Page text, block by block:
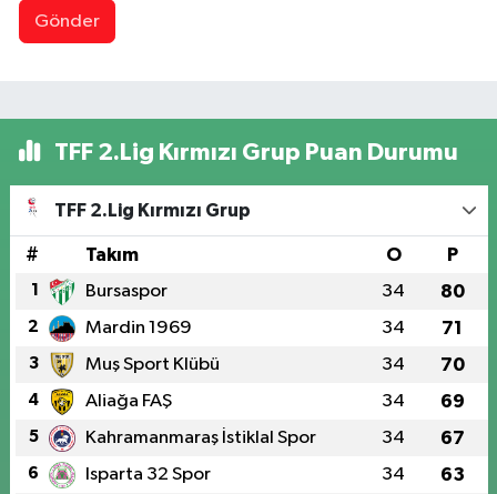
Gönder
TFF 2.Lig Kırmızı Grup Puan Durumu
TFF 2.Lig Kırmızı Grup
# Takım O P
1 Bursaspor 34 80
2 Mardin 1969 34 71
3 Muş Sport Klübü 34 70
4 Aliağa FAŞ 34 69
5 Kahramanmaraş İstiklal Spor 34 67
6 Isparta 32 Spor 34 63